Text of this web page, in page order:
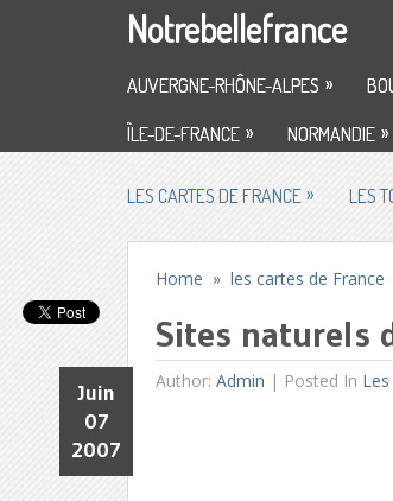
Notrebellefrance
AUVERGNE-RHÔNE-ALPES »
ÎLE-DE-FRANCE » NORMANDIE »
LES CARTES DE FRANCE » LES
Home »les cartes de France
Sites naturels
Author:Admin |
Juin
07
2007
Posted In